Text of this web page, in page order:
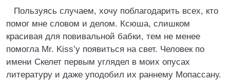
Пользуясь случаем, хочу поблагодарить всех, кто
помог мне словом и делом. Ксюша, слишком
красивая для повивальной бабки, тем не менее
помогла Mr. Kiss’у появиться на свет. Человек по
имени Скелет первым углядел в моих опусах
литературу и даже уподобил их раннему Мопассану.